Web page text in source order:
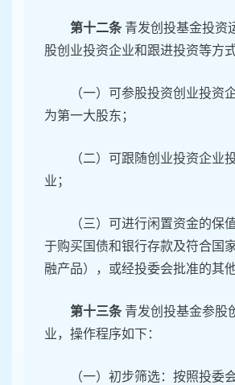
第十二条 青发创投基金投资
股创业投资企业和跟进投资等方
（一）可参股投资创业投资
为第一大股东；
（二）可跟随创业投资企业
业；
（三）可进行闲置资金的保
于购买国债和银行存款及符合国
融产品），或经投委会批准的其他
第十三条 青发创投基金参股
业，操作程序如下：
（一）初步筛选：按照投委